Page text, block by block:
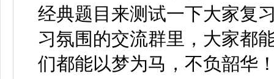
经典题目来测试一下大家复
习氛围的交流群里，大家都
们都能以梦为马，不负韶华